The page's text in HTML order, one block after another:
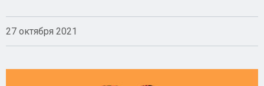
27 октября 2021